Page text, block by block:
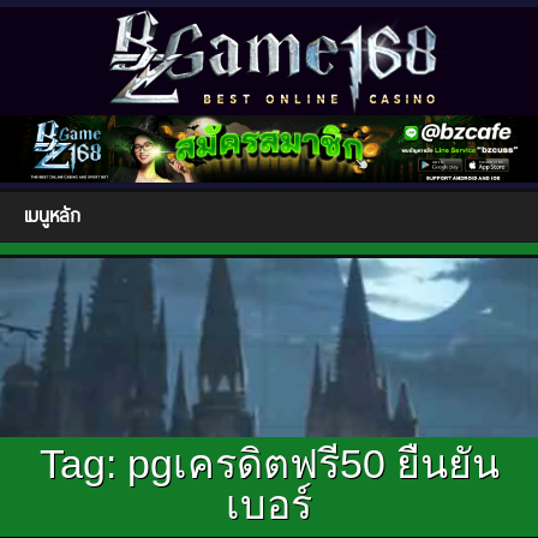
เมนูหลัก
Tag: pgเครดิตฟรี50 ยืนยัน
เบอร์